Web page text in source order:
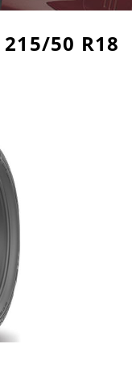
215/50 R18